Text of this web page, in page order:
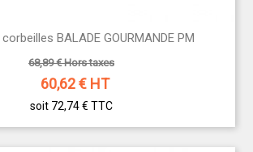
BALADE GOURMANDE PM
68,89 € Hors taxes
60,62€ HT
soit 72,74 € TTC